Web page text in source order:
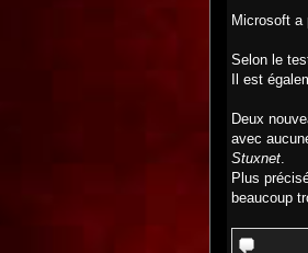
Microsoft a
Selon le
Il est
Deux
avec
Stuxnet.
Plus
beaucoup